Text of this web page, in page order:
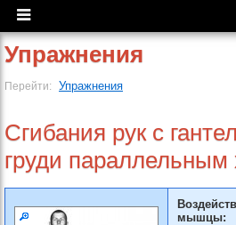
Упражнения
Перейти: Упражнения
Сгибания рук с
груди параллельным
мышцы: